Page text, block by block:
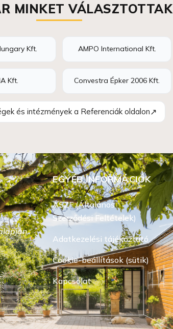
MINKET VÁLASZTOTTAK
Kft. AMPO International Kft.
Kft. Convestra Épker 2006 Kft.
és intézmények a Referenciák oldalon↗
EGYÉB INFORMÁCIÓK
ÁSZF (Általános
Szerződési Feltételek)
Adatkezelési tájékoztató
Cookie-beállítások (sütik)
Kapcsolat